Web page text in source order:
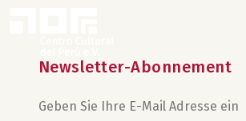
Newsletter-Abonnement